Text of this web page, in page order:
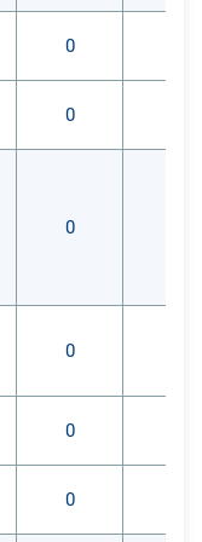
0
0
0
0
0
0